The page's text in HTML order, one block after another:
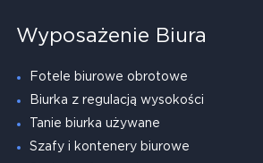
Wyposażenie Biura
Fotele biurowe obrotowe
Biurka z regulacją wysokości
Tanie biurka używane
Szafy i kontenery biurowe